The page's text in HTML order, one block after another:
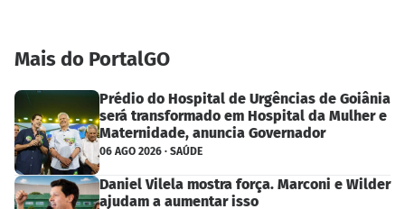
Mais do PortalGO
Prédio do Hospital de Urgências de Goiânia
será transformado em Hospital da Mulher e
Maternidade, anuncia Governador
06 AGO 2026 · SAÚDE
Daniel Vilela mostra força. Marconi e Wilder
ajudam a aumentar isso